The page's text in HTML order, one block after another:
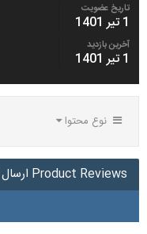
تاریخ عضویت
1 تیر 1401
آخرین بازدید
1 تیر 1401
نوع محتوا
Product Reviews ارسال شده توسط mehrnaz